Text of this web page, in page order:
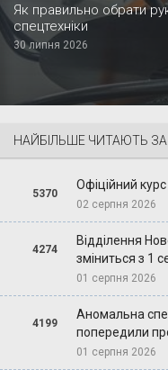
Як правильно обрати
спецтехніки
30 липня 2026
НАЙБІЛЬШЕ ЧИТАЮТЬ
5370
Офіційний
02 серпня 2026
4274
Відділення
зміниться з 1
01 серпня 2026
4199
Аномальна
попередили
01 серпня 2026